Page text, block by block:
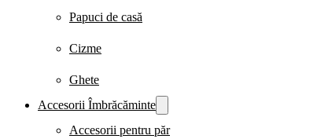
Papuci de casă
Cizme
Ghete
Accesorii Îmbrăcăminte
Accesorii pentru păr